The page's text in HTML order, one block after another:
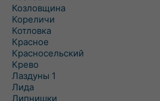
Козловщина
Кореличи
Котловка
Красное
Красносельский
Крево
Лаздуны 1
Лида
Липнишки